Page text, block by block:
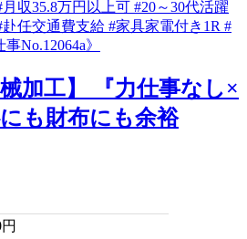
加工】 『力仕事なし×
も財布にも余裕
円